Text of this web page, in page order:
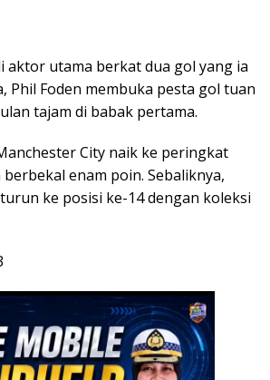
aktor utama berkat dua gol yang ia
Phil Foden membuka pesta gol tuan
tajam di babak pertama.
City naik ke peringkat
enam poin. Sebaliknya,
ke posisi ke-14 dengan koleksi